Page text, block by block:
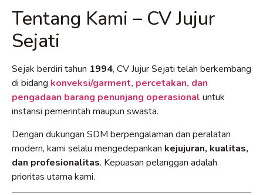
Tentang Kami – CV Jujur
Sejati
Sejak berdiri tahun 1994, CV Jujur Sejati telah berkembang
di bidang konveksi/garment, percetakan, dan
pengadaan barang penunjang operasional untuk
instansi pemerintah maupun swasta.
Dengan dukungan SDM berpengalaman dan peralatan
modern, kami selalu mengedepankan kejujuran, kualitas,
dan profesionalitas. Kepuasan pelanggan adalah
prioritas utama kami.